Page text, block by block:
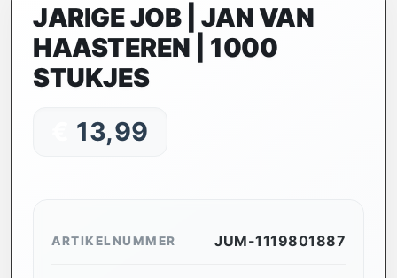
JARIGE JOB | JAN VAN
HAASTEREN | 1000
STUKJES
13,99
ARTIKELNUMMER JUM-1119801887